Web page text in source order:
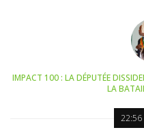
22:56
IMPACT 100 : LA DÉPUTÉE
LA